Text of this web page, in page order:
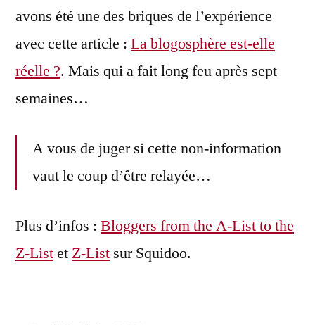
avons été une des briques de l’expérience
avec cette article : La blogosphère est-elle
réelle ?. Mais qui a fait long feu après sept
semaines…
A vous de juger si cette non-information
vaut le coup d’être relayée…
Plus d’infos : Bloggers from the A-List to the
Z-Listet Z-List sur Squidoo.